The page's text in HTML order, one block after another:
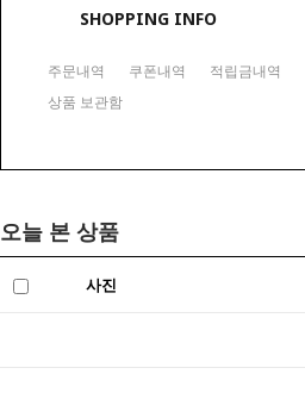
SHOPPING INFO
주문내역 쿠폰내역 적립금내역
상품 보관함
오늘 본 상품
사진